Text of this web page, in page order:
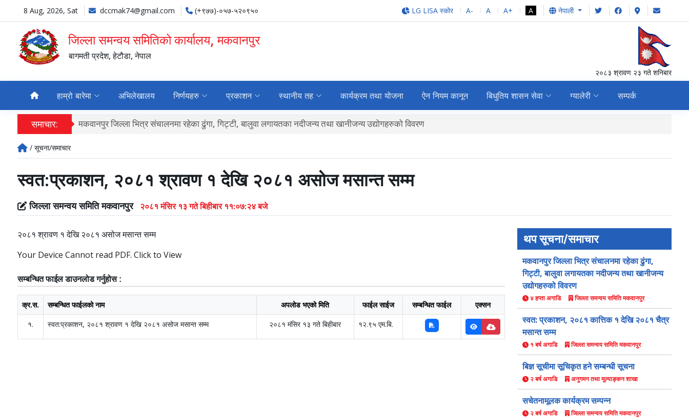
8 Aug, 2026, Sat dccmak74@gmail.com (+९७७)-०५७-५२०९५० LG LISA स्कोर A- A A+ A नेपाली
जिल्ला समन्वय समितिको कार्यालय, मकवानपुर
बागमती प्रदेश, हेटौडा, नेपाल
२०८३ श्रावण २३ गते शनिबार
हाम्रो बारेमा अभिलेखालय निर्णयहरु प्रकाशन स्थानीय तह कार्यक्रम तथा योजना ऐन नियम कानून बिधुतिय शासन सेवा ग्यालेरी सम्पर्क
समाचार: मकवानपुर जिल्ला भित्र संचालनमा रहेका ढुंगा, गिट्टी, बालुवा लगायतका नदीजन्य तथा खानीजन्य उद्योगहरुको विवरण
/ सूचना/समाचार
स्वत:प्रकाशन, २०८१ श्रावण १ देखि २०८१ असोज मसान्त सम्म
जिल्ला समन्वय समिति मकवानपुर २०८१ मंसिर १३ गते बिहीबार ११:०७:२४ बजे
२०८१ श्रावण १ देखि २०८१ असोज मसान्त सम्म
Your Device Cannot read PDF. Click to View
सम्बन्धित फाईल डाउनलोड गर्नुहोस :
क्र.स. सम्बन्धित फाईलको नाम अपलोड भएको मिति फाईल साईज सम्बन्धित फाईल
एक्सन
१.
स्वत:प्रकाशन, २०८१ श्रावण १ देखि २०८१ असोज मसान्त सम्म २०८१ मंसिर १३ गते बिहीबार १२.९५ एम.बि.
थप सूचना/समाचार
मकवानपुर जिल्ला भित्र संचालनमा रहेका ढुंगा,
गिट्टी, बालुवा लगायतका नदीजन्य तथा खानीजन्य
उद्योगहरुको विवरण
४ हप्ता अगाडि जिल्ला समन्वय समिति मकवानपुर
स्वत: प्रकाशन, २०८१ कात्तिक १ देखि २०८१ चैत्र
मसान्त सम्म
१ बर्ष अगाडि जिल्ला समन्वय समिति मकवानपुर
बिज्ञ सूचीमा सूचिकृत हने सम्बन्धी सूचना
२ बर्ष अगाडि अनुगमन तथा मूल्याङ्कन शाखा
सचेतनामूलक कार्यक्रम सम्पन्न
२ बर्ष अगाडि जिल्ला समन्वय समिति मकवानपुर